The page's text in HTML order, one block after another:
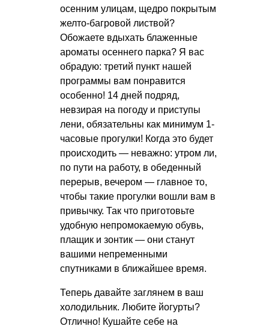
осенним улицам, щедро покрытым
желто-багровой листвой?
Обожаете вдыхать блаженные
ароматы осеннего парка? Я вас
обрадую: третий пункт нашей
программы вам понравится
особенно! 14 дней подряд,
невзирая на погоду и приступы
лени, обязательны как минимум 1-
часовые прогулки! Когда это будет
происходить — неважно: утром ли,
по пути на работу, в обеденный
перерыв, вечером — главное то,
чтобы такие прогулки вошли вам в
привычку. Так что приготовьте
удобную непромокаемую обувь,
плащик и зонтик — они станут
вашими непременными
спутниками в ближайшее время.
Теперь давайте заглянем в ваш
холодильник. Любите йогурты?
Отлично! Кушайте себе на